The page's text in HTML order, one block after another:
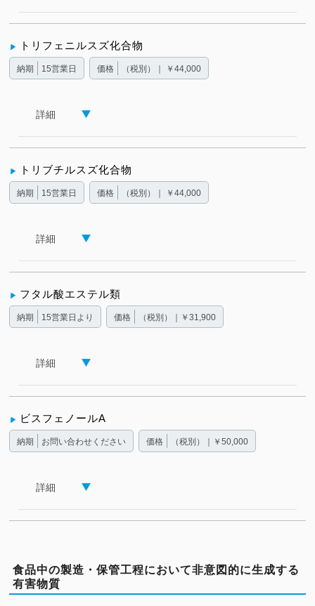
トリフェニルスズ化合物
納期 15営業日 価格 （税別）｜ ￥44,000
詳細
トリブチルスズ化合物
納期 15営業日 価格 （税別）｜ ￥44,000
詳細
フタル酸エステル類
納期 15営業日より 価格 （税別）｜￥31,900
詳細
ビスフェノールA
納期 お問い合わせください 価格 （税別）｜￥50,000
詳細
食品中の製造・保管工程において非意図的に生成する
有害物質